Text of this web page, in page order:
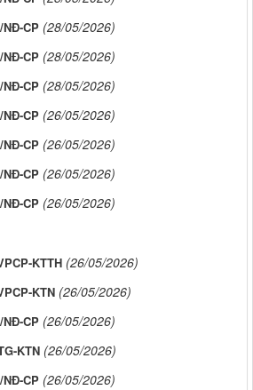
CP (28/05/2026)
CP (28/05/2026)
CP (28/05/2026)
CP (26/05/2026)
CP (26/05/2026)
CP (26/05/2026)
CP (26/05/2026)
KTTH (26/05/2026)
KTN (26/05/2026)
CP (26/05/2026)
KTN (26/05/2026)
CP (26/05/2026)